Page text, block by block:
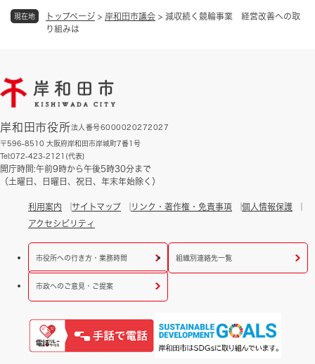
現在地 トップページ > 岸和田市議会 > 減収続く競輪事業 経営改善への取
り組みは
岸和田市役所法人番号6000020272027
〒596-8510 大阪府岸和田市岸城町7番1号
Tel:072-423-2121(代表)
開庁時間:午前9時から午後5時30分まで
（土曜日、日曜日、祝日、年末年始除く）
利用案内 サイトマップ リンク・著作権・免責事項
個人情報保護
アクセシビリティ
市役所への行き方・業務時間 組織別連絡先一覧
市政へのご意見・ご提案